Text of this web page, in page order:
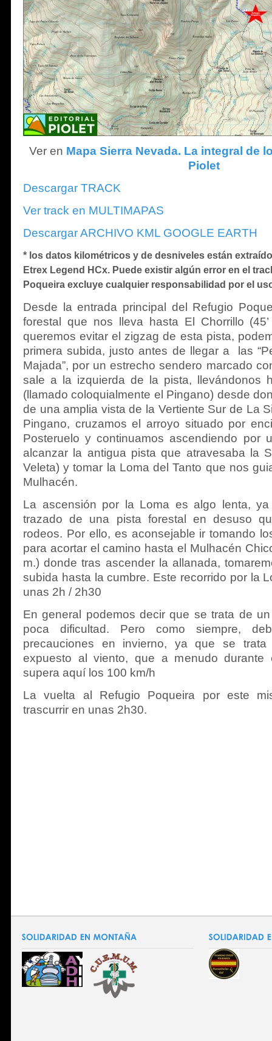
Ver en Mapa Sierra Nevada. La integral de
Piolet
Descargar TRACK
Ver track en MULTIMAPAS
Descargar ARCHIVO KML GOOGLE EARTH
* los datos kilométricos y de desniveles están
Etrex Legend HCx. Puede existir algún error en el
Poqueira excluye cualquier responsabilidad por el
Desde la entrada principal del Refugio
forestal que nos lleva hasta El Chorrillo
queremos evitar el zigzag de esta pista,
primera subida, justo antes de llegar a las
Majada”, por un estrecho sendero marcado
sale a la izquierda de la pista, llevándonos
(llamado coloquialmente el Pingano) desde
de una amplia vista de la Vertiente Sur de La
Pingano, cruzamos el arroyo situado por
Posteruelo y continuamos ascendiendo por
alcanzar la antigua pista que atravesaba la
Veleta) y tomar la Loma del Tanto que nos
Mulhacén.
La ascensión por la Loma es algo lenta,
trazado de una pista forestal en desuso
rodeos. Por ello, es aconsejable ir tomando
para acortar el camino hasta el Mulhacén
m.) donde tras ascender la allanada,
subida hasta la cumbre. Este recorrido por la
unas 2h / 2h30
En general podemos decir que se trata de
poca dificultad. Pero como siempre,
precauciones en invierno, ya que se
expuesto al viento, que a menudo durante
supera aquí los 100 km/h
La vuelta al Refugio Poqueira por este
trascurrir en unas 2h30.